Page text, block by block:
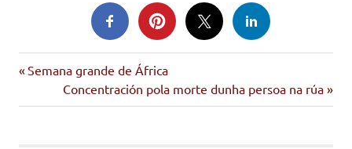
Navegación
de
Entrada
anterior:
Semana grande de África
Siguiente
entrada:
Concentración pola morte dunha persoa na rúa